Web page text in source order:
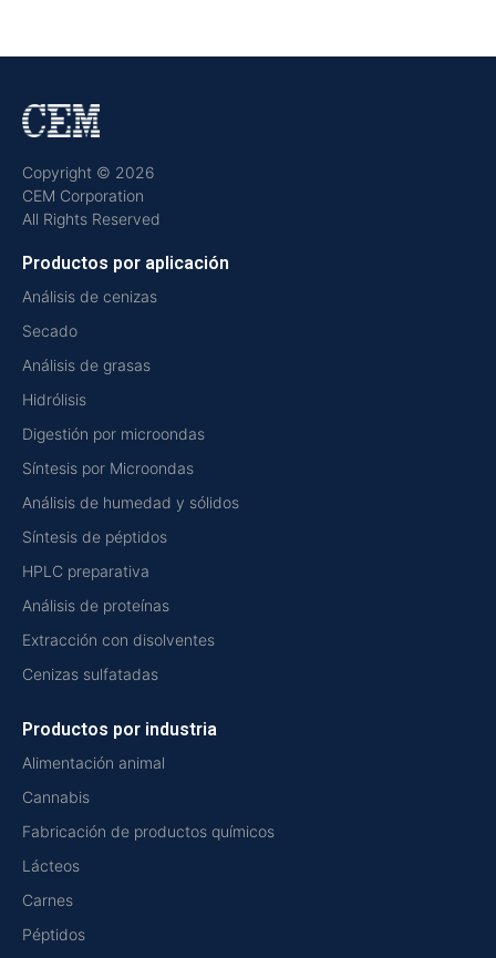
Copyright © 2026
CEM Corporation
All Rights Reserved
Productos por aplicación
Análisis de cenizas
Secado
Análisis de grasas
Hidrólisis
Digestión por microondas
Síntesis por Microondas
Análisis de humedad y sólidos
Síntesis de péptidos
HPLC preparativa
Análisis de proteínas
Extracción con disolventes
Cenizas sulfatadas
Productos por industria
Alimentación animal
Cannabis
Fabricación de productos químicos
Lácteos
Carnes
Péptidos